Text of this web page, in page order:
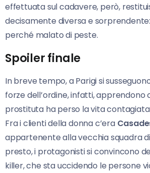
effettuata sul cadavere, però,
decisamente diversa e sorprendente:
perché malato di peste.
Spoiler finale
In breve tempo, a Parigi si
forze dell’ordine, infatti, apprendono
prostituta ha perso la vita
Fra i clienti della donna c’era
appartenente alla vecchia squadra di
presto, i protagonisti si convincono
killer, che sta uccidendo le persone